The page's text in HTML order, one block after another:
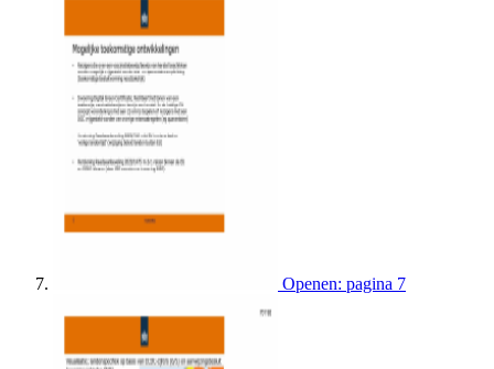
Openen: pagina 7